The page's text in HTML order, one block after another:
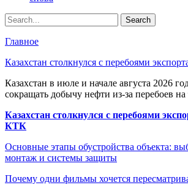
Главное
Казахстан столкнулся с перебоями
Казахстан в июле и начале августа 2026
сокращать добычу нефти из-за перебоев
Казахстан столкнулся с перебоями
КТК
Основные этапы обустройства объекта:
монтаж и системы защиты
Почему одни фильмы хочется